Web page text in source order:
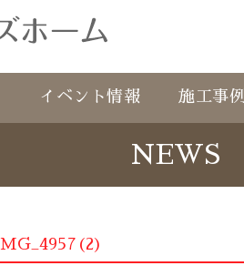
イベント情報 施工事例
NEWS